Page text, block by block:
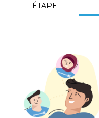
ÉTAPE